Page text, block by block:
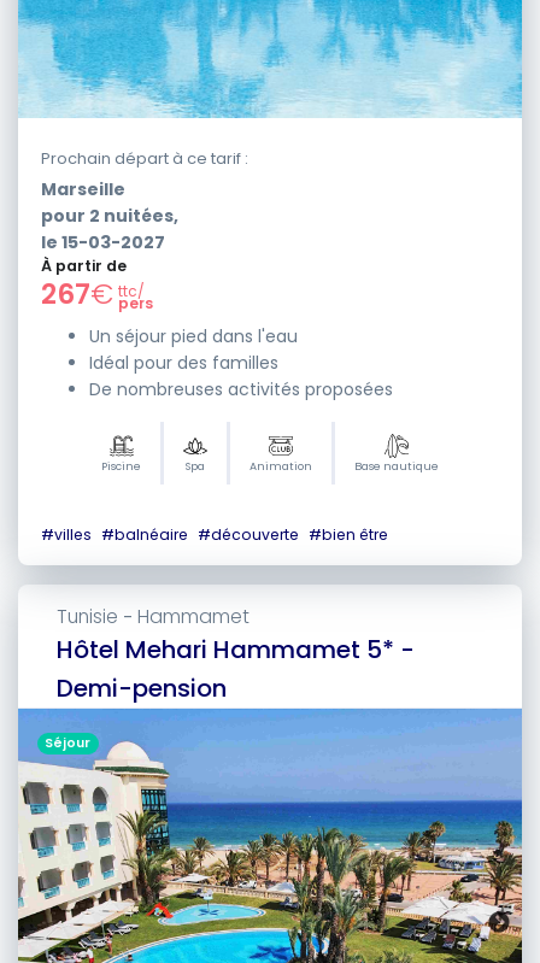
Prochain départ à ce tarif :
Marseille
pour 2 nuitées,
le 15-03-2027
À partir de
267€ ttc/
pers
Un séjour pied dans l'eau
Idéal pour des familles
De nombreuses activités proposées
Piscine Spa Animation Base nautique
#villes #balnéaire #découverte #bien être
Hôtel Mehari Hammamet 5* -
Demi-pension
Tunisie - Hammamet
Séjour